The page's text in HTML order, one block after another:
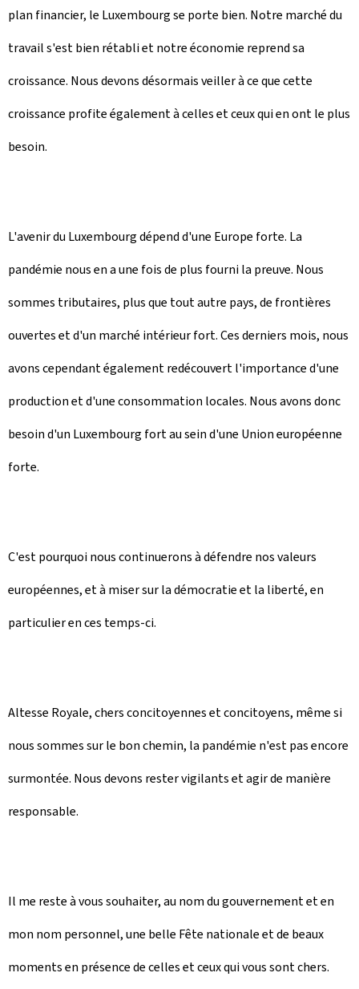
plan financier, le Luxembourg se porte bien. Notre marché du
travail s'est bien rétabli et notre économie reprend sa
croissance. Nous devons désormais veiller à ce que cette
croissance profite également à celles et ceux qui en ont le plus
besoin.
L'avenir du Luxembourg dépend d'une Europe forte. La
pandémie nous en a une fois de plus fourni la preuve. Nous
sommes tributaires, plus que tout autre pays, de frontières
ouvertes et d'un marché intérieur fort. Ces derniers mois, nous
avons cependant également redécouvert l'importance d'une
production et d'une consommation locales. Nous avons donc
besoin d'un Luxembourg fort au sein d'une Union européenne
forte.
C'est pourquoi nous continuerons à défendre nos valeurs
européennes, et à miser sur la démocratie et la liberté, en
particulier en ces temps-ci.
Altesse Royale, chers concitoyennes et concitoyens, même si
nous sommes sur le bon chemin, la pandémie n'est pas encore
surmontée. Nous devons rester vigilants et agir de manière
responsable.
Il me reste à vous souhaiter, au nom du gouvernement et en
mon nom personnel, une belle Fête nationale et de beaux
moments en présence de celles et ceux qui vous sont chers.